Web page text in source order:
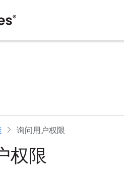
询问用户权限
权限